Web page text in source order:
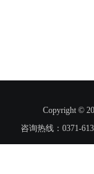
Copyright ©
咨询热线：0371-